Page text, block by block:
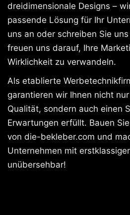
dreidimensionale Designs –
passende Lösung für Ihr
uns an oder schreiben Sie
freuen uns darauf, Ihre
Wirklichkeit zu verwandeln.
Als etablierte
garantieren wir Ihnen nicht
Qualität, sondern auch einen
Erwartungen erfüllt. Bauen
von die-bekleber.com und
Unternehmen mit
unübersehbar!